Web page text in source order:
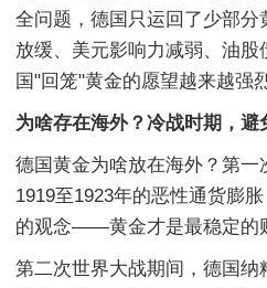
全问题，德国只运回了少部分
放缓、美元影响力减弱、油
国"回笼"黄金的愿望越来越强烈
为啥存在海外？冷战时期，
德国黄金为啥放在海外？第一
1919至1923年的恶性通货膨
的观念——黄金才是最稳定的
第二次世界大战期间，德国纳